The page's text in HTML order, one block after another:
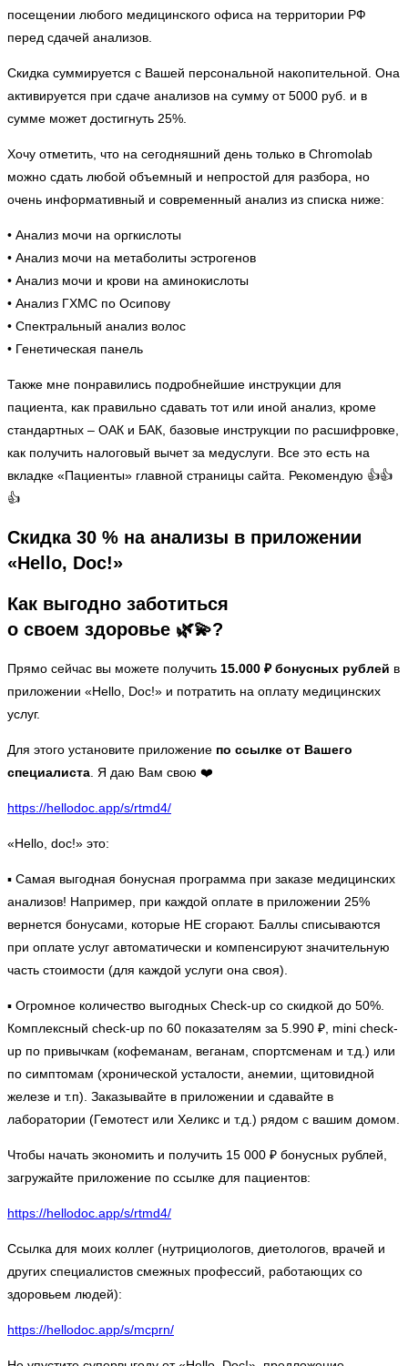
посещении любого медицинского офиса на территории РФ
перед сдачей анализов.
Скидка суммируется с Вашей персональной накопительной. Она
активируется при сдаче анализов на сумму от 5000 руб. и в
сумме может достигнуть 25%.
Хочу отметить, что на сегодняшний день только в Chromolab
можно сдать любой объемный и непростой для разбора, но
очень информативный и современный анализ из списка ниже:
• Анализ мочи на оргкислоты
• Анализ мочи на метаболиты эстрогенов
• Анализ мочи и крови на аминокислоты
• Анализ ГХМС по Осипову
• Спектральный анализ волос
• Генетическая панель
Также мне понравились подробнейшие инструкции для
пациента, как правильно сдавать тот или иной анализ, кроме
стандартных – ОАК и БАК, базовые инструкции по расшифровке,
как получить налоговый вычет за медуслуги. Все это есть на
вкладке «Пациенты» главной страницы сайта. Рекомендую 👍👍
👍
Скидка 30 % на анализы в приложении
«Hello, Doc!»
Как выгодно заботиться
о своем здоровье 🌿💫?
Прямо сейчас вы можете получить 15.000 ₽ бонусных рублей в
приложении «Hello, Doc!» и потратить на оплату медицинских
услуг.
Для этого установите приложение по ссылке от Вашего
специалиста . Я даю Вам свою ❤️
https://hellodoc.app/s/rtmd4/
«Hello, doc!» это:
▪️ Самая выгодная бонусная программа при заказе медицинских
анализов! Например, при каждой оплате в приложении 25%
вернется бонусами, которые НЕ сгорают. Баллы списываются
при оплате услуг автоматически и компенсируют значительную
часть стоимости (для каждой услуги она своя).
▪️ Огромное количество выгодных Check-up со скидкой до 50%.
Комплексный check-up по 60 показателям за 5.990 ₽, mini check-
up по привычкам (кофеманам, веганам, спортсменам и т.д.) или
по симптомам (хронической усталости, анемии, щитовидной
железе и т.п). Заказывайте в приложении и сдавайте в
лаборатории (Гемотест или Хеликс и т.д.) рядом с вашим домом.
Чтобы начать экономить и получить 15 000 ₽ бонусных рублей,
загружайте приложение по ссылке для пациентов:
https://hellodoc.app/s/rtmd4/
Ссылка для моих коллег (нутрициологов, диетологов, врачей и
других специалистов смежных профессий, работающих со
здоровьем людей):
https://hellodoc.app/s/mcprn/